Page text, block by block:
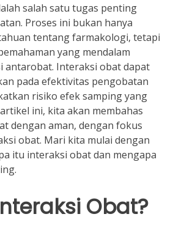
salah satu tugas penting
Proses ini bukan hanya
tentang farmakologi, tetapi
yang mendalam
antarobat. Interaksi obat dapat
pada efektivitas pengobatan
risiko efek samping yang
ini, kita akan membahas
dengan aman, dengan fokus
obat. Mari kita mulai dengan
itu interaksi obat dan mengapa
Obat?